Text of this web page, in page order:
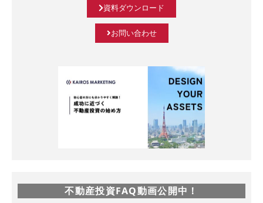
資料ダウンロード
お問い合わせ
不動産投資FAQ動画公開中！